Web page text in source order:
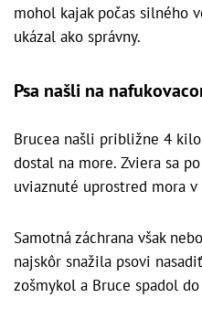
mohol kajak počas silného
ukázal ako správny.
Psa našli na
Brucea našli približne 4
dostal na more. Zviera sa
uviaznuté uprostred mora v
Samotná záchrana však
najskôr snažila psovi
zošmykol a Bruce spadol do